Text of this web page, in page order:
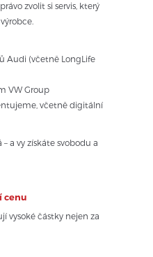
zvolit si servis, který
Audi (včetně LongLife
VW Group
včetně digitální
a vy získáte svobodu a
cenu
vysoké částky nejen za